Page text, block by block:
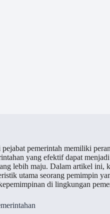
pemerintah memiliki
yang efektif dapat
lebih maju. Dalam artikel ini,
utama seorang pemimpin
di lingkungan